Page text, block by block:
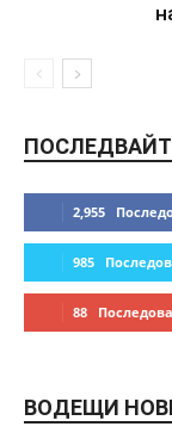
2,955
985
88
ВОДЕЩИ